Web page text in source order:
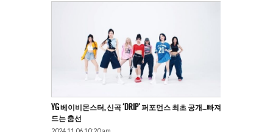
YG 베이비몬스터, 신곡 ‘DRIP’ 퍼포먼스 최초 공개…빠져
드는 춤선